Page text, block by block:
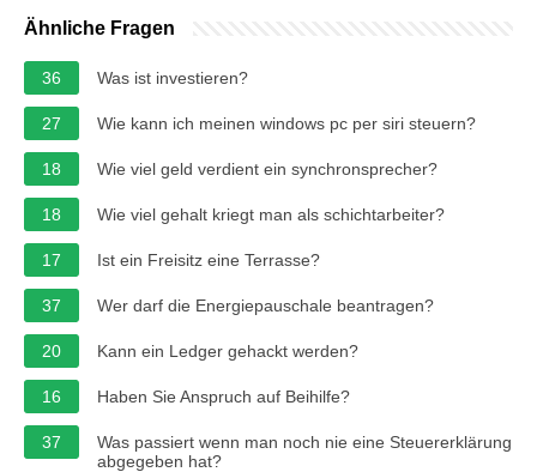
Ähnliche Fragen
36 Was ist investieren?
27 Wie kann ich meinen windows pc per siri steuern?
18 Wie viel geld verdient ein synchronsprecher?
18 Wie viel gehalt kriegt man als schichtarbeiter?
17 Ist ein Freisitz eine Terrasse?
37 Wer darf die Energiepauschale beantragen?
20 Kann ein Ledger gehackt werden?
16 Haben Sie Anspruch auf Beihilfe?
37
Was passiert wenn man noch nie eine Steuererklärung
abgegeben hat?